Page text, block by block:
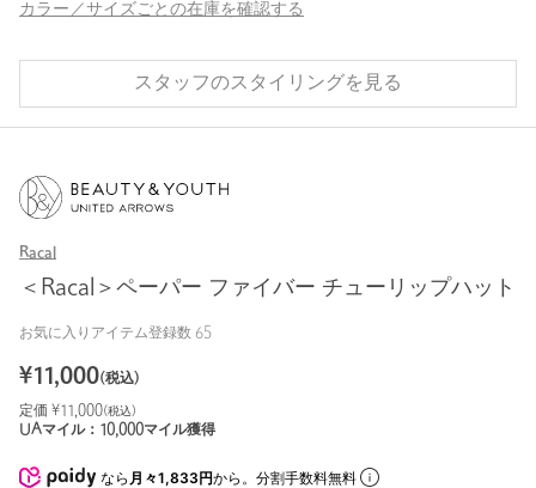
カラー／サイズごとの在庫を確認する
スタッフのスタイリングを見る
Racal
＜Racal＞ペーパー ファイバー チューリップハット
お気に入りアイテム登録数 65
¥11,000(税込)
定価 ¥11,000(税込)
UAマイル： 10,000マイル獲得
なら 月々1,833円から。分割手数料無料